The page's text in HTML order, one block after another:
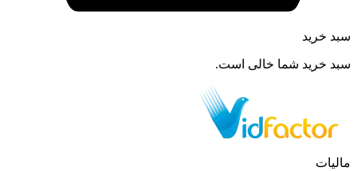
سبد خرید
سبد خرید شما خالی است.
مالیات